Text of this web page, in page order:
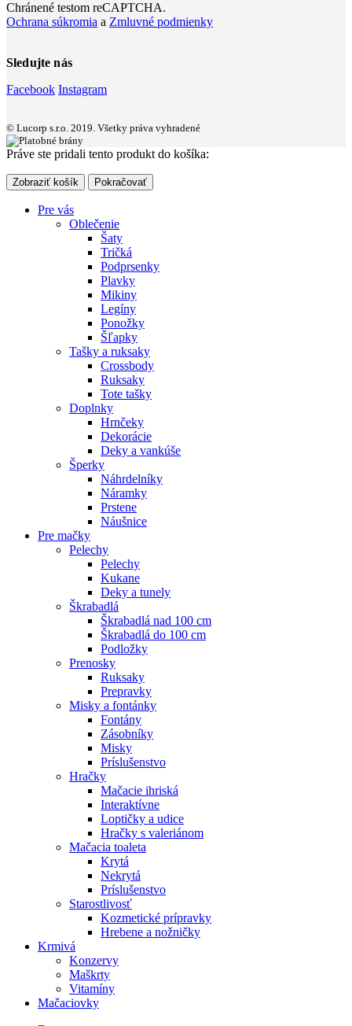
Chránené testom reCAPTCHA.
Ochrana súkromia a Zmluvné podmienky
Sledujte nás
Facebook Instagram
© Lucorp s.r.o. 2019. Všetky práva vyhradené
Práve ste pridali tento produkt do košíka:
Zobraziť košík Pokračovať
Pre vás
Oblečenie
Šaty
Tričká
Podprsenky
Plavky
Mikiny
Legíny
Ponožky
Šľapky
Tašky a ruksaky
Crossbody
Ruksaky
Tote tašky
Doplnky
Hrnčeky
Dekorácie
Deky a vankúše
Šperky
Náhrdelníky
Náramky
Prstene
Náušnice
Pre mačky
Pelechy
Pelechy
Kukane
Deky a tunely
Škrabadlá
Škrabadlá nad 100 cm
Škrabadlá do 100 cm
Podložky
Prenosky
Ruksaky
Prepravky
Misky a fontánky
Fontány
Zásobníky
Misky
Príslušenstvo
Hračky
Mačacie ihriská
Interaktívne
Loptičky a udice
Hračky s valeriánom
Mačacia toaleta
Krytá
Nekrytá
Príslušenstvo
Starostlivosť
Kozmetické prípravky
Hrebene a nožničky
Krmivá
Konzervy
Maškrty
Vitamíny
Mačaciovky